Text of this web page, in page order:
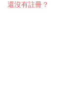
還沒有註冊？